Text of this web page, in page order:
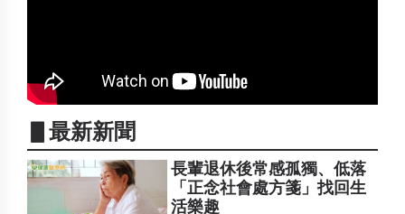
▋最新新聞
長輩退休後常感孤獨、低落
「正念社會處方箋」找回生
活樂趣